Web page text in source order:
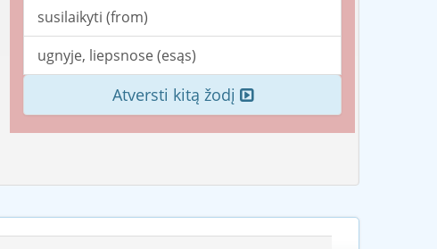
susilaikyti (from)
ugnyje, liepsnose (esąs)
Atversti kitą žodį